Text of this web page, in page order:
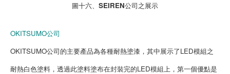
圖十六、SEIREN公司之展示
OKITSUMO公司
OKITSUMO公司的主要產品為各種耐熱塗漆，其中展示了LED模組之
耐熱白色塗料，透過此塗料塗布在封裝完的LED模組上，第一個優點是